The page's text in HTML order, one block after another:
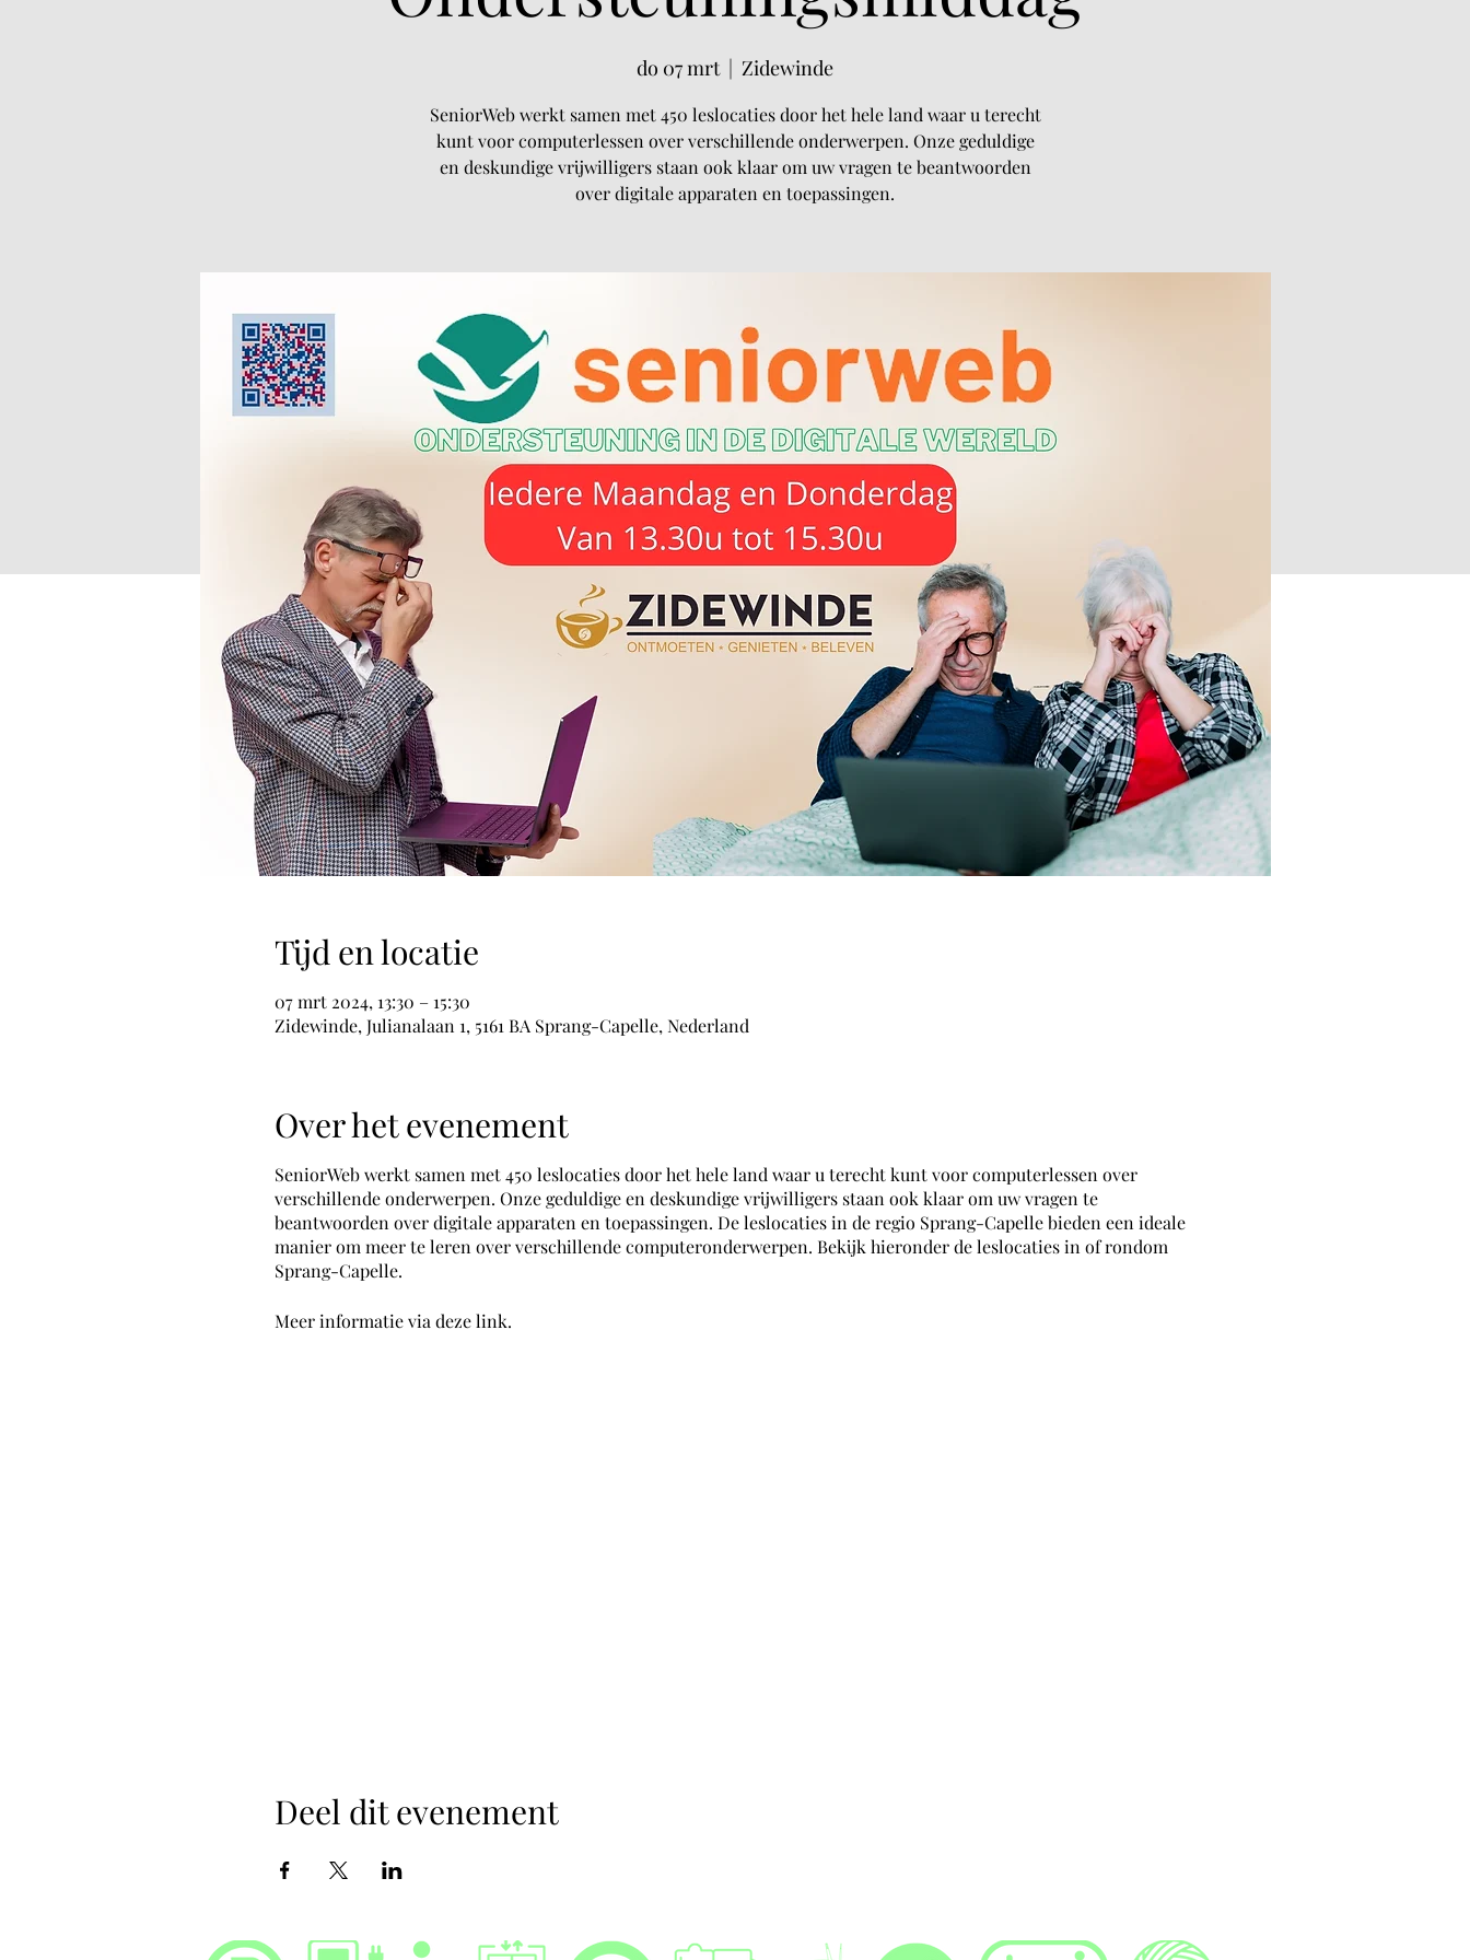
do 07 mrt
  |
Zidewinde
SeniorWeb werkt samen met 450 leslocaties door het hele land waar u terecht
kunt voor computerlessen over verschillende onderwerpen. Onze geduldige
en deskundige vrijwilligers staan ook klaar om uw vragen te beantwoorden
over digitale apparaten en toepassingen.
Tijd en locatie
07 mrt 2024, 13:30 – 15:30
Zidewinde, Julianalaan 1, 5161 BA Sprang-Capelle, Nederland
Over het evenement
SeniorWeb werkt samen met 450 leslocaties door het hele land waar u terecht kunt voor computerlessen over
verschillende onderwerpen. Onze geduldige en deskundige vrijwilligers staan ook klaar om uw vragen te
beantwoorden over digitale apparaten en toepassingen. De leslocaties in de regio Sprang-Capelle bieden een ideale
manier om meer te leren over verschillende computeronderwerpen. Bekijk hieronder de leslocaties in of rondom
Sprang-Capelle.
Meer informatie via deze link.
Deel dit evenement